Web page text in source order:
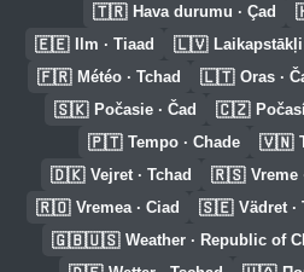
🇹🇷 Hava durumu · Çad
🇪🇪 Ilm · Tiaad 🇱🇻 Laikapstākļi
🇫🇷 Météo · Tchad 🇱🇹 Oras ·
🇸🇰 Počasie · Čad 🇨🇿
🇵🇹 Tempo · Chade 🇻🇳
🇩🇰 Vejret · Tchad 🇷🇸 Vreme
🇷🇴 Vremea · Ciad 🇸🇪 Vädret ·
🇬🇧🇺🇸 Weather · Republic of